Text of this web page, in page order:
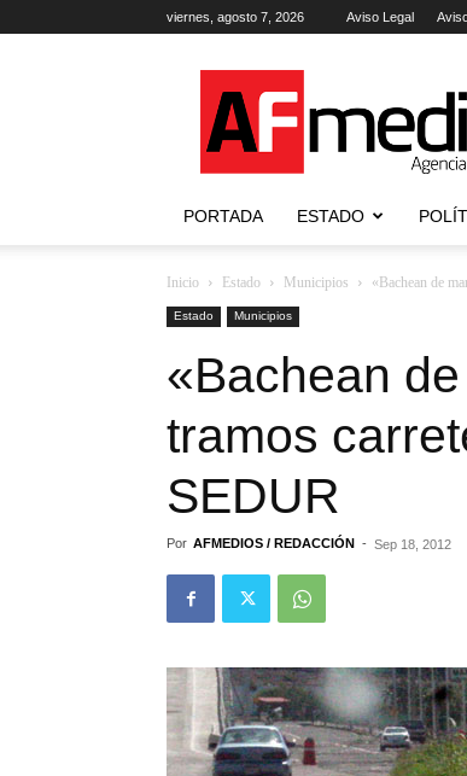
viernes, agosto 7, 2026 Aviso Legal
Agencia
de
Noticias
PORTADA ESTADO
Inicio Estado Municipios «Bachean de
Estado Municipios
«Bachean
tramos
SEDUR
Por AFMEDIOS / REDACCIÓN - Sep 18, 2012